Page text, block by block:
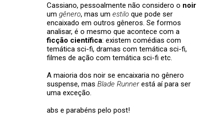
Cassiano, pessoalmente não considero o noir
um gênero, mas um estilo que pode ser
encaixado em outros gêneros. Se formos
analisar, é o mesmo que acontece com a
ficção científica: existem comédias com
temática sci-fi, dramas com temática sci-fi,
filmes de ação com temática sci-fi etc.
A maioria dos noir se encaixaria no gênero
suspense, mas Blade Runnerestá aí para ser
uma exceção.
abs e parabéns pelo post!